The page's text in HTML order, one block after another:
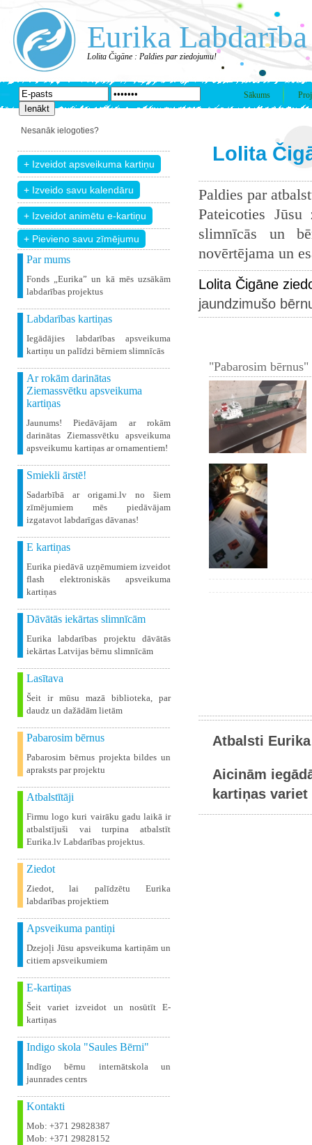
Eurika Labdarība
Lolita Čigāne : Paldies par ziedojumu!
Sākums
Nesanāk ielogoties?
+ Pievieno savu zīmējumu
Par mums
Fonds „Eurika” un kā mēs uzsākām
labdarības projektus
Labdarības kartiņas
Iegādājies labdarības apsveikuma
kartiņu un palīdzi bērniem slimnīcās
Ar rokām darinātas
Ziemassvētku apsveikuma
kartiņas
Jaunums! Piedāvājam ar rokām
darinātas Ziemassvētku apsveikuma
apsveikumu kartiņas ar ornamentiem!
Smiekli ārstē!
Sadarbībā ar origami.lv no šiem
zīmējumiem mēs piedāvājam
izgatavot labdarīgas dāvanas!
E kartiņas
Eurika piedāvā uzņēmumiem izveidot
flash elektroniskās apsveikuma
kartiņas
Dāvātās iekārtas slimnīcām
Eurika labdarības projektu dāvātās
iekārtas Latvijas bērnu slimnīcām
Lasītava
Šeit ir mūsu mazā biblioteka, par
daudz un dažādām lietām
Pabarosim bērnus
Pabarosim bērnus projekta bildes un
apraksts par projektu
Atbalstītāji
Firmu logo kuri vairāku gadu laikā ir
atbalstījuši vai turpina atbalstīt
Eurika.lv Labdarības projektus.
Ziedot
Ziedot, lai palīdzētu Eurika
labdarības projektiem
Apsveikuma pantiņi
Dzejoļi Jūsu apsveikuma kartiņām un
citiem apsveikumiem
E-kartiņas
Šeit variet izveidot un nosūtīt E-
kartiņas
Indigo skola "Saules Bērni"
Indīgo bērnu internātskola un
jaunrades centrs
Kontakti
Mob: +371 29828387
Mob: +371 29828152
Lolita
Paldies par
Pateicoties
slimnīcās un
novērtējama un
Lolita Čigāne
jaundzimušo
"Pabarosim
Atbalsti
Aicinām
kartiņas variet